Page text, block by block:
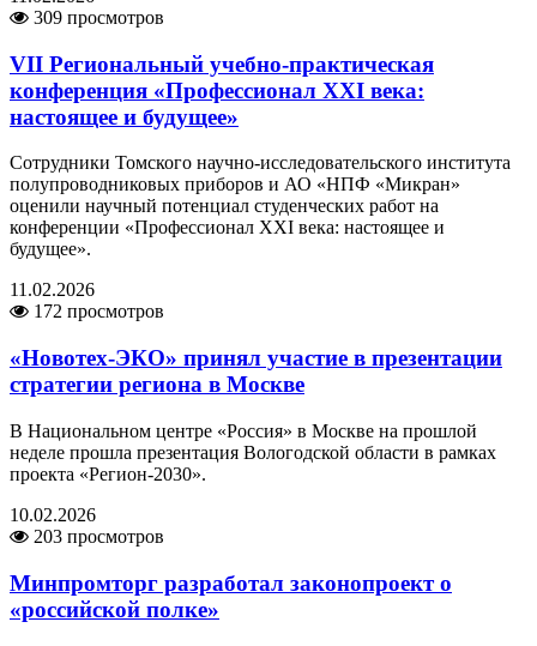
309 просмотров
VII Региональный учебно-практическая
конференция «Профессионал XXI века:
настоящее и будущее»
Сотрудники Томского научно-исследовательского института
полупроводниковых приборов и АО «НПФ «Микран»
оценили научный потенциал студенческих работ на
конференции «Профессионал XXI века: настоящее и
будущее».
11.02.2026
172 просмотров
«Новотех-ЭКО» принял участие в презентации
стратегии региона в Москве
В Национальном центре «Россия» в Москве на прошлой
неделе прошла презентация Вологодской области в рамках
проекта «Регион-2030».
10.02.2026
203 просмотров
Минпромторг разработал законопроект о
«российской полке»